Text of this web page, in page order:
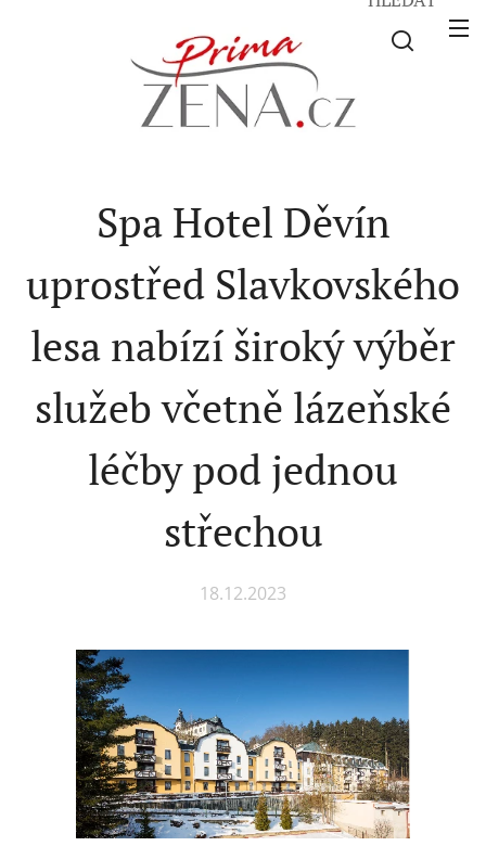
Spa Hotel Děvín
uprostřed Slavkovského
lesa nabízí široký výběr
služeb včetně lázeňské
léčby pod jednou
střechou
18.12.2023